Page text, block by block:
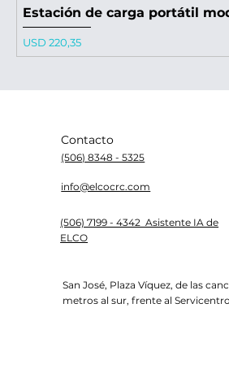
Estación de carga portátil
Precio
USD 220,35
info@elcocrc.com
Contacto
(506) 8348 - 5325
(506) 7199 - 4342 Asistente IA de
ELCO
San José, Plaza Víquez, de las
metros al sur, frente al